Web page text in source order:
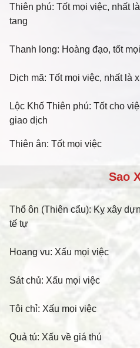
Thiên phú: Tốt mọi việc, nhất
tang
Thanh long: Hoàng đạo, tốt
Dịch mã: Tốt mọi việc, nhất là
Lộc Khố Thiên phú: Tốt cho
giao dịch
Thiên ân: Tốt mọi việc
Sao
Thổ ôn (Thiên cẩu): Kỵ xây
tế tự
Hoang vu: Xấu mọi việc
Sát chủ: Xấu mọi việc
Tôi chỉ: Xấu mọi việc
Quả tú: Xấu về giá thú